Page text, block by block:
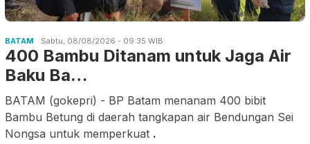
BATAM Sabtu, 08/08/2026 - 09:35 WIB
400 Bambu Ditanam untuk Jaga Air
Baku Ba…
BATAM (gokepri) - BP Batam menanam 400 bibit
Bambu Betung di daerah tangkapan air Bendungan Sei
Nongsa untuk memperkuat .